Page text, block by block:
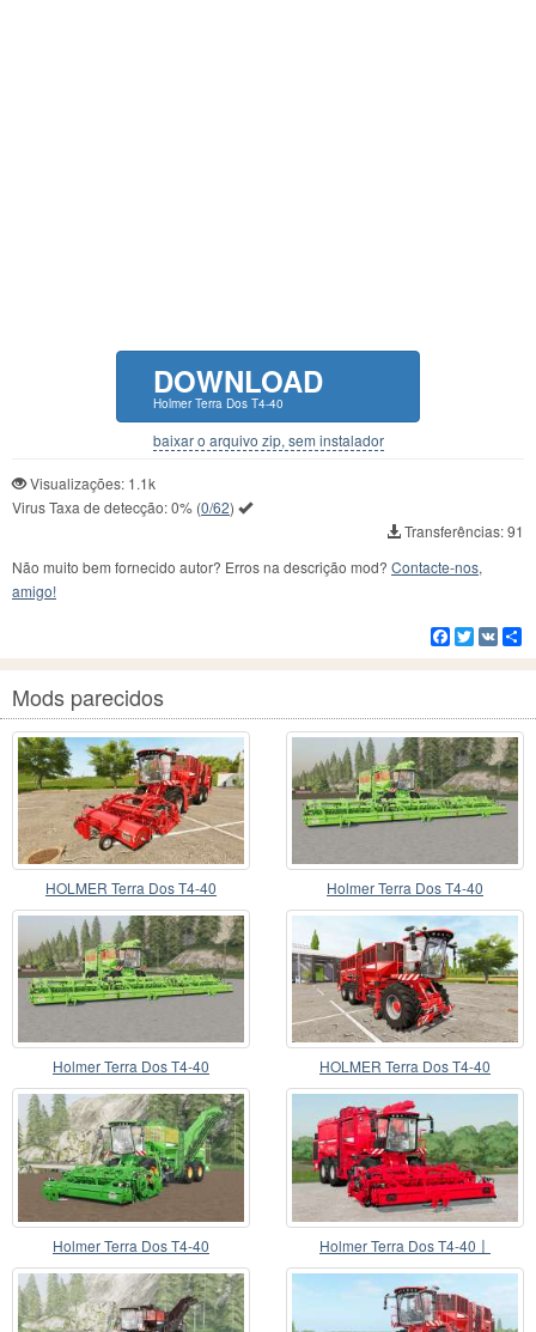
DOWNLOAD
Holmer Terra Dos T4-40
baixar o arquivo zip, sem instalador
Visualizações: 1.1k
Virus Taxa de detecção:0% (0/62)
Transferências: 91
Não muito bem fornecido autor? Erros na descrição mod? Contacte-nos,
amigo!
Facebook
Twitter
VK
Mods parecidos
HOLMER Terra Dos T4-40 Holmer Terra Dos T4-40
Holmer Terra Dos T4-40 HOLMER Terra Dos T4-40
Holmer Terra Dos T4-40
Holmer Terra Dos T4-40〡
indoorcam fixo